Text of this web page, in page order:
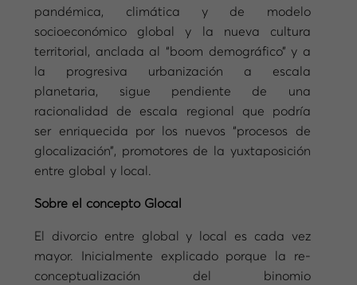
pandémica, climática y de modelo
socioeconómico global y la nueva cultura
territorial, anclada al “boom demográfico” y a
la progresiva urbanización a escala
planetaria, sigue pendiente de una
racionalidad de escala regional que podría
ser enriquecida por los nuevos “procesos de
glocalización”, promotores de la yuxtaposición
entre global y local.
Sobre el concepto Glocal
El divorcio entre global y local es cada vez
mayor. Inicialmente explicado porque la re-
conceptualización del binomio